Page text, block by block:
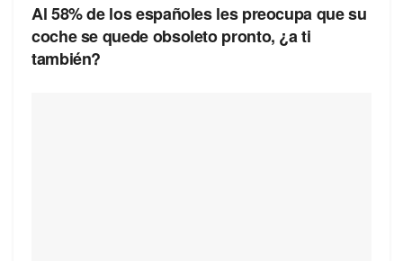
Al 58% de los españoles les preocupa que su
coche se quede obsoleto pronto, ¿a ti
también?